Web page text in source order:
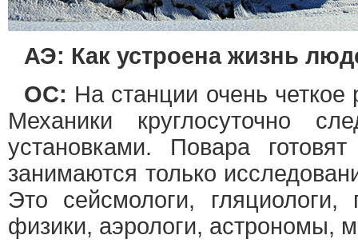
АЭ: Как устроена жизнь
ОС: На станции очень
Механики круглосуточно
установками. Повара
занимаются только
Это сейсмологи, гляциологи,
физики, аэрологи, астрономы,